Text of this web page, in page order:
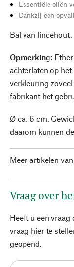
Essentiële oliën
Dankzij een
Bal van
Opmerking:
achterlaten op
verkleuring
fabrikant het
Ø ca. 6 cm.
daarom kunnen
Meer artikelen van
Vraag over
Heeft u een
vraag hier te
geopend.